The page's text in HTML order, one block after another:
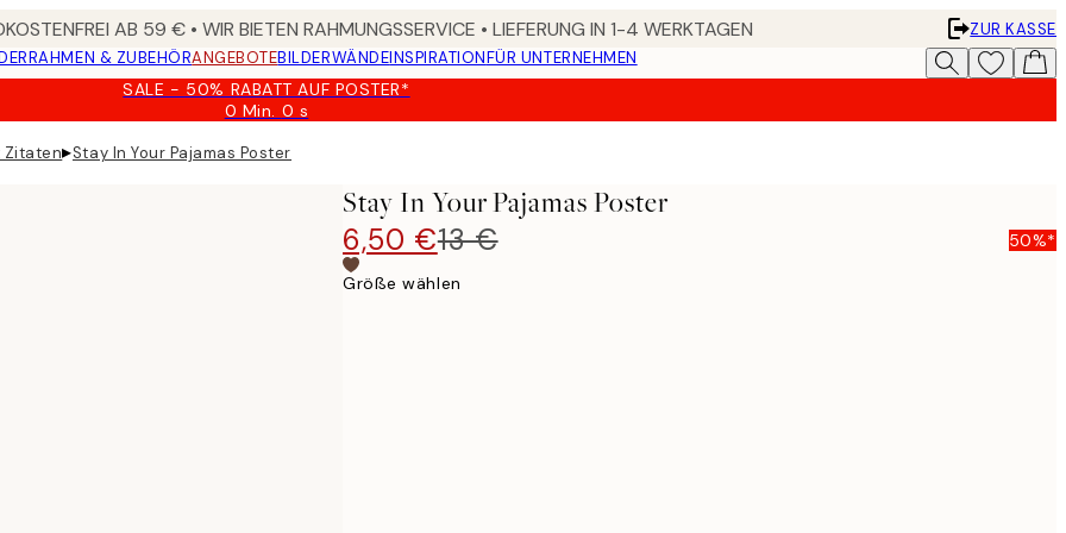
AB 59 € • WIR BIETEN RAHMUNGSSERVICE • LIEFERUNG IN 1-4 WERKTAGEN
ZUR KASSE
RAHMEN & ZUBEHÖRANGEBOTEBILDERWÄNDEINSPIRATIONFÜR UNTERNEHMEN
SALE - 50% RABATT AUF POSTER*
0 Min. 0 s
Gültig
2026-
Zitaten▸Stay In Your Pajamas Poster
Stay In Your Pajamas Poster
6,50 €13 € 50%*
Größe wählen